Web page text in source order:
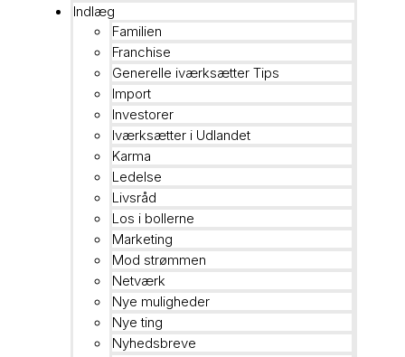
Indlæg
Familien
Franchise
Generelle iværksætter Tips
Import
Investorer
Iværksætter i Udlandet
Karma
Ledelse
Livsråd
Los i bollerne
Marketing
Mod strømmen
Netværk
Nye muligheder
Nye ting
Nyhedsbreve